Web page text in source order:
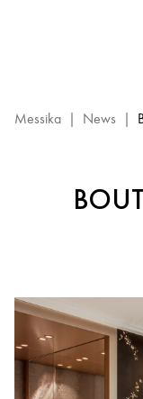
événement
Messika | News |